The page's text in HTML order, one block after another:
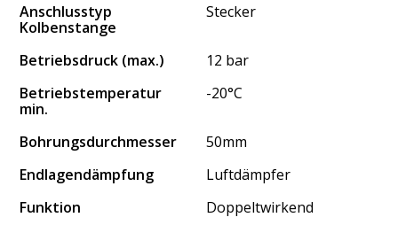
Anschlusstyp
Kolbenstange
Stecker
Betriebsdruck (max.)
12 bar
Betriebstemperatur
min.
-20°C
Bohrungsdurchmesser
50mm
Endlagendämpfung
Luftdämpfer
Funktion
Doppeltwirkend